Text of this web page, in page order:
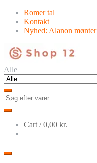
Skip
navigation
Skip
content
Romer tal
Kontakt
Nyhed: Alanon mønter
Alle
Cart /0,00 kr.